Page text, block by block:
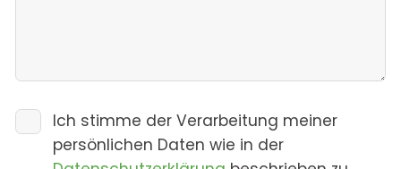
Ich stimme der Verarbeitung meiner
persönlichen Daten wie in der